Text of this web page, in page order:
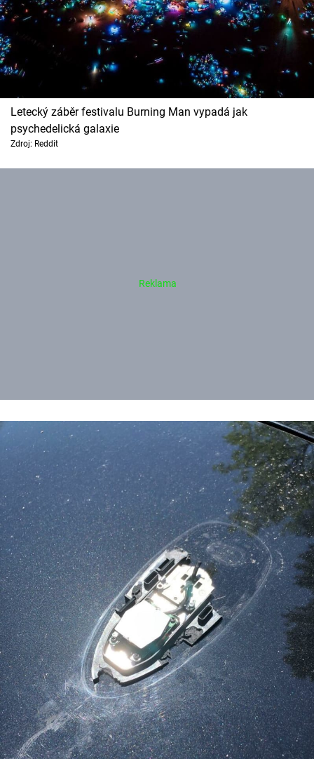
Letecký záběr festivalu Burning Man vypadá jak
psychedelická galaxie
Zdroj: Reddit